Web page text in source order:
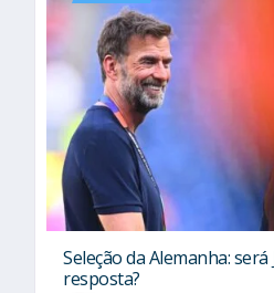
Seleção da Alemanha:
resposta?